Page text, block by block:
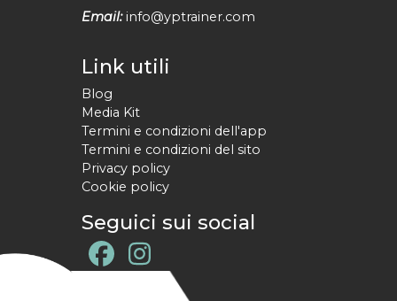
Email: info@yptrainer.com
Link utili
Blog
Media Kit
Termini e condizioni dell'app
Termini e condizioni del sito
Privacy policy
Cookie policy
Seguici sui social